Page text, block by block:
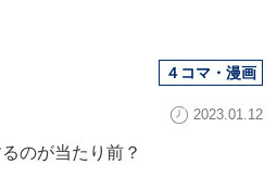
４コマ・漫画
2023.01.12
のが当たり前？